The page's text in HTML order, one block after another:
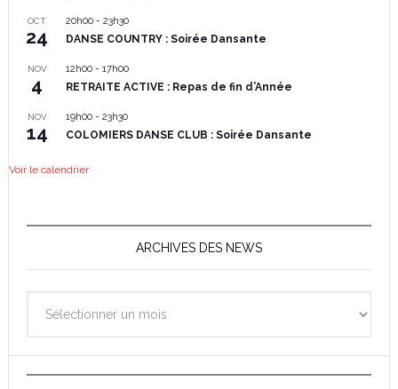
OCT
24
20h00- 23h30
DANSE COUNTRY : Soirée Dansante
NOV
4
12h00- 17h00
RETRAITE ACTIVE : Repas de fin d’Année
NOV
14
19h00- 23h30
COLOMIERS DANSE CLUB : Soirée Dansante
Voir le calendrier
ARCHIVES DES NEWS
des
News